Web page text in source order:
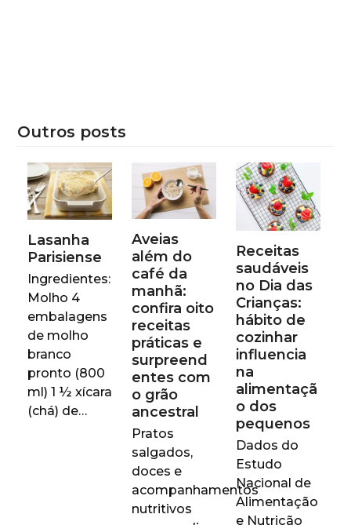
Outros posts
Lasanha
Parisiense
Ingredientes:
Molho 4
embalagens
de molho
branco
pronto (800
ml) 1 ½ xícara
(chá) de…
Aveias
além do
café da
manhã:
confira oito
receitas
práticas e
surpreend
entes com
o grão
ancestral
Pratos
salgados,
doces e
acompanhamentos
nutritivos
Receitas
saudáveis
no Dia das
Crianças:
hábito de
cozinhar
influencia
na
alimentaçã
o dos
pequenos
Dados do
Estudo
Nacional de
Alimentação
e Nutrição